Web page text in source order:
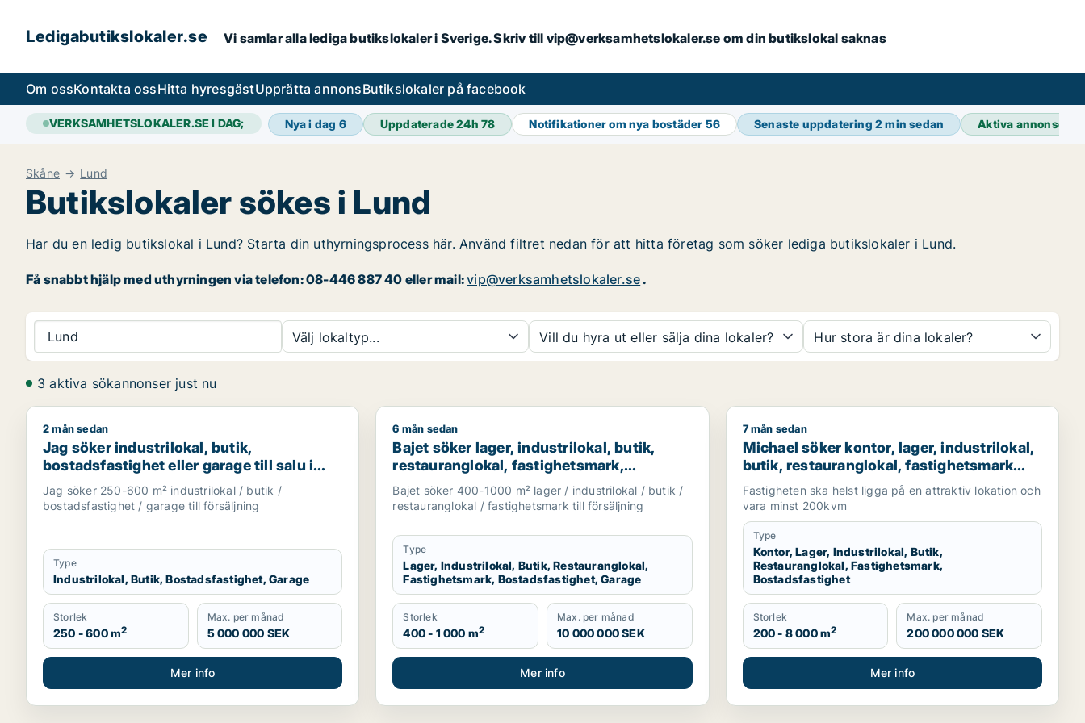
Ledigabutikslokaler.se Vi samlar alla lediga butikslokaler i Sverige. Skriv till vip@verksamhetslokaler.se om din butikslokal saknas
Om ossKontakta ossHitta hyresgästUpprätta annonsButikslokaler på facebook
VERKSAMHETSLOKALER.SE I DAG; Nya i dag 6 Uppdaterade 24h78 Notifikationer om nya bostäder 56 Senaste uppdatering2 min sedan Aktiva annonser
Skåne Lund
Butikslokaler sökes i Lund
Har du en ledig butikslokal i Lund? Starta din uthyrningsprocess här. Använd filtret nedan för att hitta företag som söker lediga butikslokaler i Lund.
Få snabbt hjälp med uthyrningen via telefon: 08-446 887 40 eller mail:vip@verksamhetslokaler.se.
Lund Välj lokaltyp... Vill du hyra ut eller sälja dina lokaler? Hur stora är dina lokaler?
3 aktiva sökannonser just nu
Jag söker industrilokal, butik, bostadsfastighet eller garage till salu i Skåne
2 mån sedan
Jag söker industrilokal, butik,
bostadsfastighet eller garage till salu i
Skåne
Jag söker 250-600 m² industrilokal / butik /
bostadsfastighet / garage till försäljning
Type
Industrilokal, Butik, Bostadsfastighet, Garage
Storlek
250 - 600 m2
Max. per månad
5 000 000 SEK
Mer info
Bajet söker lager, industrilokal, butik, restauranglokal, fastighetsmark, bostadsfastighet eller garage till salu i
6 mån sedan
Bajet söker lager, industrilokal, butik,
restauranglokal, fastighetsmark,
bostadsfastighet eller garage till salu i
Lomma, Lund eller Malmö Centrum m.fl.
Bajet söker 400-1000 m² lager / industrilokal / butik /
restauranglokal / fastighetsmark till försäljning
Type
Lager, Industrilokal, Butik, Restauranglokal,
Fastighetsmark, Bostadsfastighet, Garage
Storlek
400 - 1 000 m2
Max. per månad
10 000 000 SEK
Mer info
Michael söker kontor, lager, industrilokal, butik,
7 mån sedan
Michael söker kontor, lager, industrilokal,
butik, restauranglokal, fastighetsmark
eller bostadsfastighet till salu i Lund
Fastigheten ska helst ligga på en attraktiv lokation och
vara minst 200kvm
Type
Kontor, Lager, Industrilokal, Butik,
Restauranglokal, Fastighetsmark,
Bostadsfastighet
Storlek
200 - 8 000 m2
Max. per månad
200 000 000 SEK
Mer info